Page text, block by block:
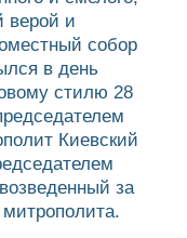
верой и
собор
в день
стилю 28
Киевский
за
митрополита.